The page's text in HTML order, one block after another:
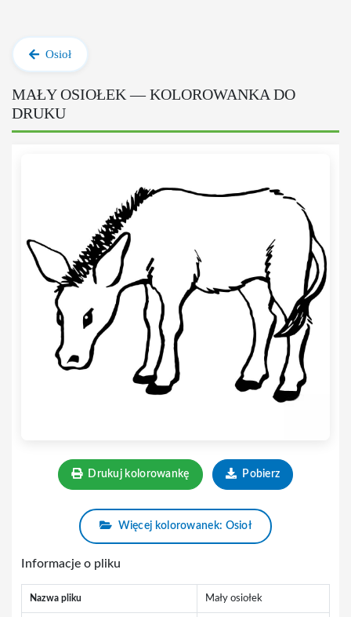
Osioł
MAŁY OSIOŁEK — KOLOROWANKA DO
DRUKU
Drukuj kolorowankę Pobierz
Więcej kolorowanek: Osioł
Informacje o pliku
Nazwa pliku Mały osiołek